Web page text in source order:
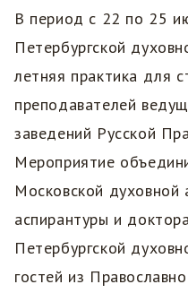
В период с 22 по 25
Петербургской
летняя практика для
преподавателей
заведений Русской
Мероприятие
Московской
аспирантуры и
Петербургской
гостей из